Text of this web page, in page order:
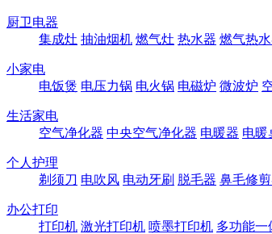
厨卫电器
集成灶 抽油烟机 燃气灶 热水器 燃气热
小家电
电饭煲 电压力锅 电火锅 电磁炉 微波炉
生活家电
空气净化器 中央空气净化器 电暖器 电暖
个人护理
剃须刀 电吹风 电动牙刷 脱毛器 鼻毛修
办公打印
打印机 激光打印机 喷墨打印机 多功能一